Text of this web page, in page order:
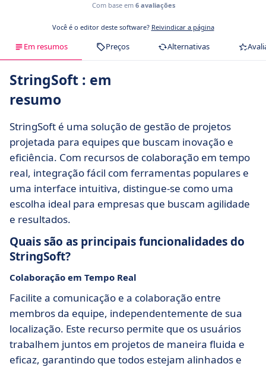
Com base em 6 avaliações
Você é o editor deste software? Reivindicar a página
Em resumos Preços Alternativas
StringSoft : em
resumo
StringSoft é uma solução de gestão de projetos
projetada para equipes que buscam inovação e
eficiência. Com recursos de colaboração em tempo
real, integração fácil com ferramentas populares e
uma interface intuitiva, distingue-se como uma
escolha ideal para empresas que buscam agilidade
e resultados.
Quais são as principais funcionalidades do
StringSoft?
Colaboração em Tempo Real
Facilite a comunicação e a colaboração entre
membros da equipe, independentemente de sua
localização. Este recurso permite que os usuários
trabalhem juntos em projetos de maneira fluida e
eficaz, garantindo que todos estejam alinhados e